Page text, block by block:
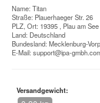
Name: Titan
Straße: Plauerhaeger Str. 26
PLZ, Ort: 19395 , Plau am See
Land: Deutschland
Bundesland: Mecklenburg-
E-Mail: support@ipa-
Versandgewicht: